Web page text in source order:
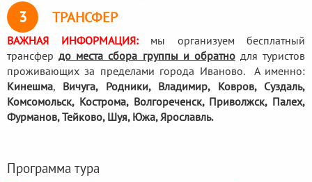
3 ТРАНСФЕР
ВАЖНАЯ ИНФОРМАЦИЯ:мы организуем бесплатный
трансфердо места сбора группы и обратнодля туристов
проживающих за пределами города Иваново. А именно:
Кинешма, Вичуга, Родники, Владимир, Ковров, Суздаль,
Комсомольск, Кострома, Волгореченск, Приволжск, Палех,
Фурманов, Тейково, Шуя, Южа, Ярославль.
Программа тура